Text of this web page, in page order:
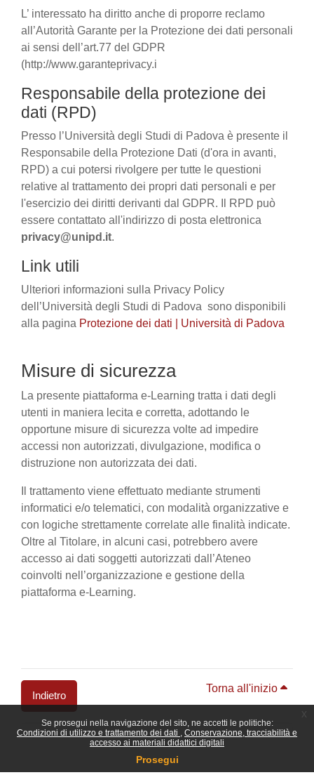
Se prosegui nella navigazione del sito, ne accetti le politiche:
Condizioni di utilizzo e trattamento dei dati
Conservazione, tracciabilità e
accesso ai materiali didattici digitali
Prosegui
L’ interessato ha diritto anche di proporre reclamo
all’Autorità Garante per la Protezione dei dati personali
ai sensi dell’art.77 del GDPR
(http://www.garanteprivacy.i
Responsabile della protezione dei
dati (RPD)
Presso l’Università degli Studi di Padova è presente il
Responsabile della Protezione Dati (d'ora in avanti,
RPD) a cui potersi rivolgere per tutte le questioni
relative al trattamento dei propri dati personali e per
l'esercizio dei diritti derivanti dal GDPR. Il RPD può
essere contattato all'indirizzo di posta elettronica
privacy@unipd.it.
Link utili
Ulteriori informazioni sulla Privacy Policy
dell’Università degli Studi di Padova sono disponibili
alla pagina Protezione dei dati | Università di Padova
Misure di sicurezza
La presente piattaforma e-Learning tratta i dati degli
utenti in maniera lecita e corretta, adottando le
opportune misure di sicurezza volte ad impedire
accessi non autorizzati, divulgazione, modifica o
distruzione non autorizzata dei dati.
Il trattamento viene effettuato mediante strumenti
informatici e/o telematici, con modalità organizzative e
con logiche strettamente correlate alle finalità indicate.
Oltre al Titolare, in alcuni casi, potrebbero avere
accesso ai dati soggetti autorizzati dall’Ateneo
coinvolti nell’organizzazione e gestione della
piattaforma e-Learning.
Indietro
Torna all'inizio
Blocchi